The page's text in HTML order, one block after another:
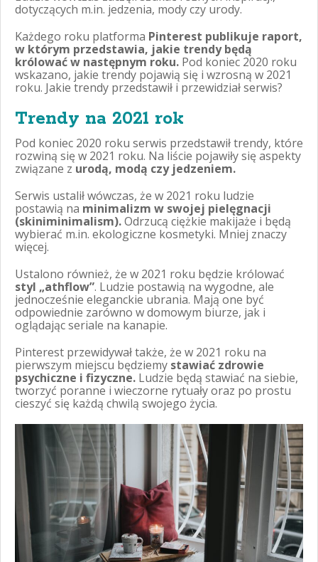
dotyczących m.in. jedzenia, mody czy urody.
Każdego roku platforma Pinterest publikuje raport,
w którym przedstawia, jakie trendy będą
królować w następnym roku. Pod koniec 2020 roku
wskazano, jakie trendy pojawią się i wzrosną w 2021
roku. Jakie trendy przedstawił i przewidział serwis?
Trendy na 2021 rok
Pod koniec 2020 roku serwis przedstawił trendy, które
rozwiną się w 2021 roku. Na liście pojawiły się aspekty
związane zurodą, modą czy jedzeniem.
Serwis ustalił wówczas, że w 2021 roku ludzie
postawią na minimalizm w swojej pielęgnacji
(skiniminimalism).Odrzucą ciężkie makijaże i będą
wybierać m.in. ekologiczne kosmetyki. Mniej znaczy
więcej.
Ustalono również, że w 2021 roku będzie królować
styl „athflow”. Ludzie postawią na wygodne, ale
jednocześnie eleganckie ubrania. Mają one być
odpowiednie zarówno w domowym biurze, jak i
oglądając seriale na kanapie.
Pinterest przewidywał także, że w 2021 roku na
pierwszym miejscu będziemy stawiać zdrowie
psychiczne i fizyczne. Ludzie będą stawiać na siebie,
tworzyć poranne i wieczorne rytuały oraz po prostu
cieszyć się każdą chwilą swojego życia.